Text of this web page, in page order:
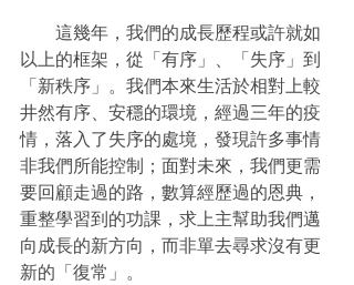
這幾年，我們的成長歷程或許就如
以上的框架，從「有序」、「失序」到
「新秩序」。我們本來生活於相對上較
井然有序、安穩的環境，經過三年的疫
情，落入了失序的處境，發現許多事情
非我們所能控制；面對未來，我們更需
要回顧走過的路，數算經歷過的恩典，
重整學習到的功課，求上主幫助我們邁
向成長的新方向，而非單去尋求沒有更
新的「復常」。